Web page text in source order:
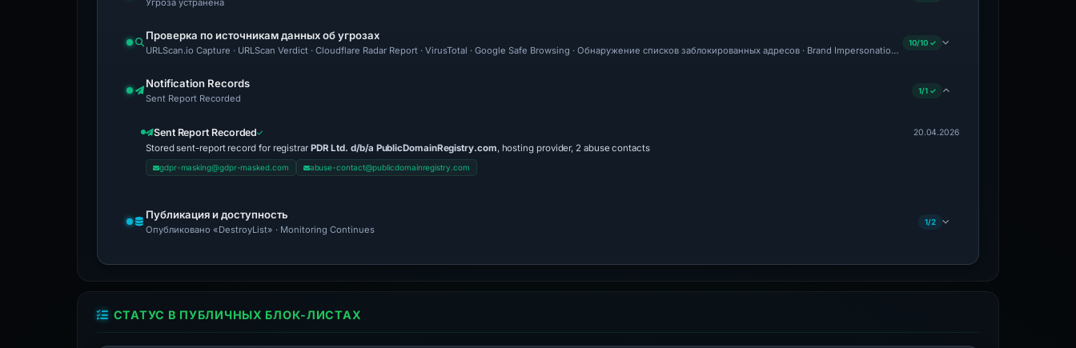
Угроза устранена
Проверка по источникам данных об угрозах
URLScan.io Capture · URLScan Verdict · Cloudflare Radar Report · VirusTotal · Google Safe Browsing · Обнаружение списков заблокированных адресов · Brand Impersonation · Forensic Evidence Collected ·
10/10 ✓
Notification Records
Sent Report Recorded
1/1 ✓
Sent Report Recorded
Stored sent-report record for registrar PDR Ltd. d/b/a PublicDomainRegistry.com, hosting provider, 2 abuse contacts
gdpr-masking@gdpr-masked.com abuse-contact@publicdomainregistry.com
20.04.2026
Публикация и доступность
Опубликовано «DestroyList» · Monitoring Continues
1/2
СТАТУС В ПУБЛИЧНЫХ БЛОК-ЛИСТАХ